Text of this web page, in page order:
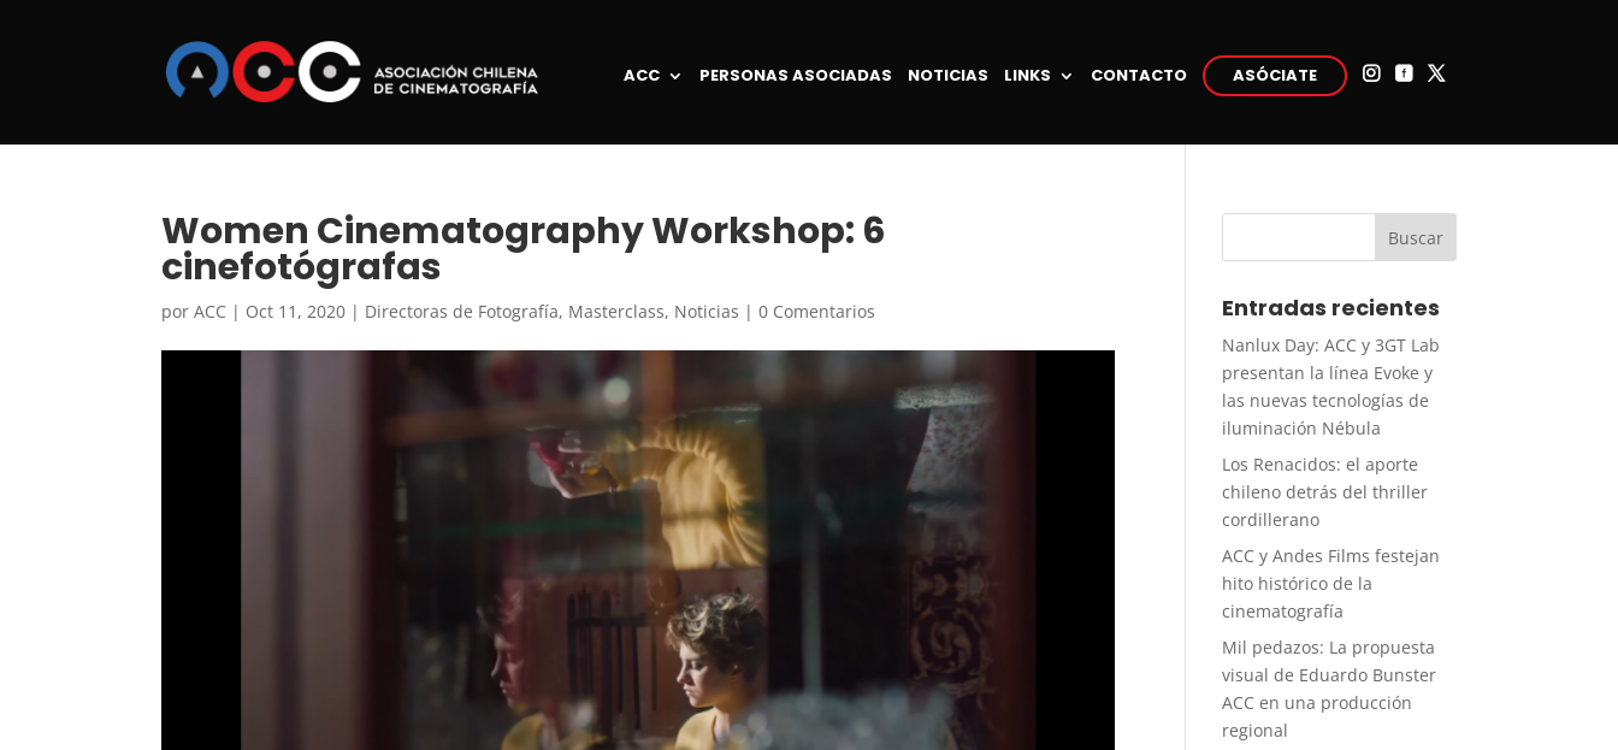
ACC PERSONAS ASOCIADAS NOTICIAS LINKS CONTACTO ASÓCIATE   
Women Cinematography Workshop: 6
cinefotógrafas
porACC | Oct 11, 2020 | Directoras de Fotografía, Masterclass, Noticias |0 Comentarios Entradas recientes
Nanlux Day: ACC y 3GT Lab
presentan la línea Evoke y
las nuevas tecnologías de
iluminación Nébula
Los Renacidos: el aporte
chileno detrás del thriller
cordillerano
ACC y Andes Films festejan
hito histórico de la
cinematografía
Mil pedazos: La propuesta
visual de Eduardo Bunster
ACC en una producción
regional